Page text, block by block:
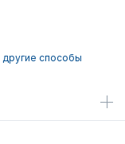
другие способы